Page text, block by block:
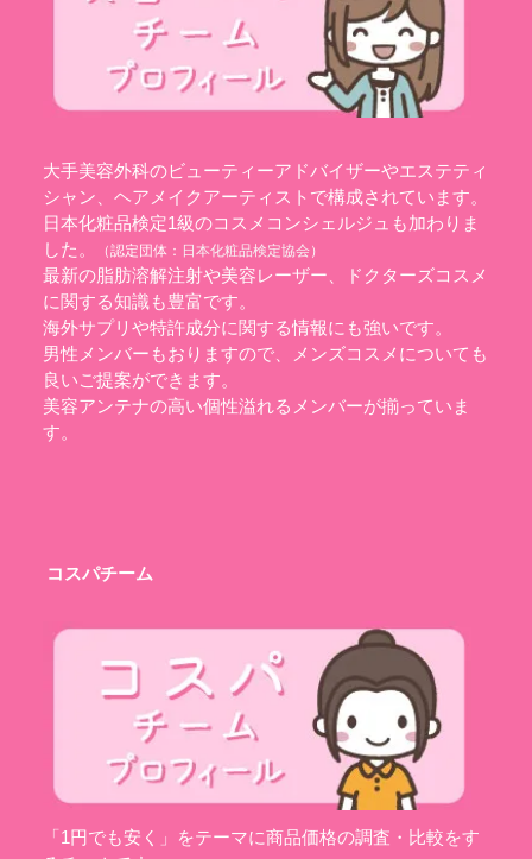
大手美容外科のビューティーアドバイザーやエステティ
シャン、ヘアメイクアーティストで構成されています。
日本化粧品検定1級のコスメコンシェルジュも加わりま
した。
（認定団体： 日本化粧品検定協会）
最新の脂肪溶解注射や美容レーザー、ドクターズコスメ
に関する知識も豊富です。
海外サプリや特許成分に関する情報にも強いです。
男性メンバーもおりますので、メンズコスメについても
良いご提案ができます。
美容アンテナの高い個性溢れるメンバーが揃っていま
す。
コスパチーム
「1円でも安く」をテーマに商品価格の調査・比較をす